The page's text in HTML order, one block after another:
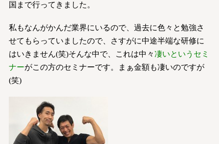
国まで行ってきました。
私もなんがかんだ業界にいるので、過去に色々と勉強さ
せてもらっていましたので、さすがに中途半端な研修に
はいきません(笑)そんな中で、これは中々凄いというセミ
ナーがこの方のセミナーです。まぁ金額も凄いのですが
(笑)